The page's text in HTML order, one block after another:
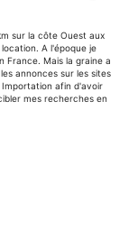
sur la côte Ouest aux
A l'époque je
France. Mais la graine a
annonces sur les sites
Importation afin d'avoir
mes recherches en